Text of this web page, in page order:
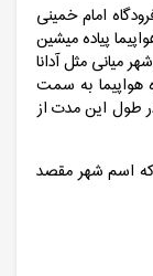
امام خمینی
پیاده میشین
میانی مثل آدانا
هواپیما به سمت
در طول این مدت از
که اسم شهر مقصد